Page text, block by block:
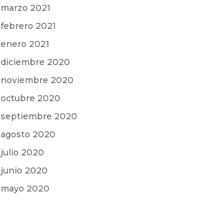
marzo 2021
febrero 2021
enero 2021
diciembre 2020
noviembre 2020
octubre 2020
septiembre 2020
agosto 2020
julio 2020
junio 2020
mayo 2020